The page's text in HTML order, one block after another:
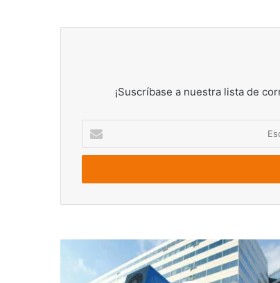
¡Suscríbase a nuestra lista de
correo
asegura